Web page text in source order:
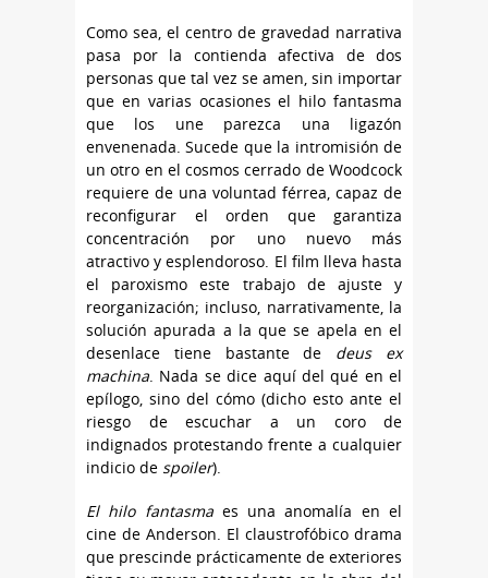
Como sea, el centro de gravedad narrativa
pasa por la contienda afectiva de dos
personas que tal vez se amen, sin importar
que en varias ocasiones el hilo fantasma
que los une parezca una ligazón
envenenada. Sucede que la intromisión de
un otro en el cosmos cerrado de Woodcock
requiere de una voluntad férrea, capaz de
reconfigurar el orden que garantiza
concentración por uno nuevo más
atractivo y esplendoroso. El film lleva hasta
el paroxismo este trabajo de ajuste y
reorganización; incluso, narrativamente, la
solución apurada a la que se apela en el
desenlace tiene bastante de deus ex
machina. Nada se dice aquí del qué en el
epílogo, sino del cómo (dicho esto ante el
riesgo de escuchar a un coro de
indignados protestando frente a cualquier
indicio de spoiler).
El hilo fantasmaes una anomalía en el
cine de Anderson. El claustrofóbico drama
que prescinde prácticamente de exteriores